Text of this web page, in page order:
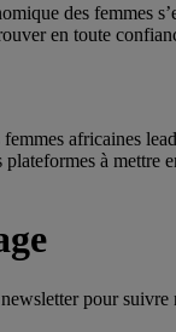
des femmes
en toute
africaines
à mettre
pour suivre